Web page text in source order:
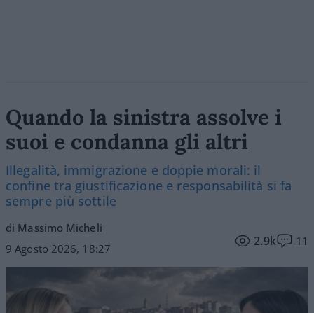
Quando la sinistra assolve i
suoi e condanna gli altri
Illegalità, immigrazione e doppie morali: il
confine tra giustificazione e responsabilità si fa
sempre più sottile
di Massimo Micheli
9 Agosto 2026, 18:27
2.9k 11